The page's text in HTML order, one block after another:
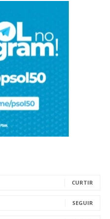
CURTIR
SEGUIR